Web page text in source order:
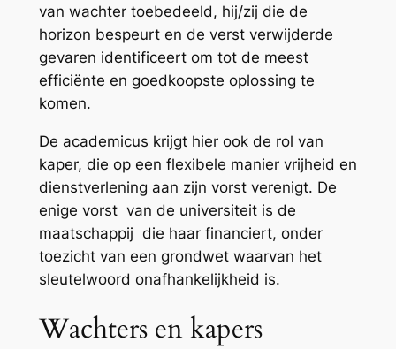
van wachter toebedeeld, hij/zij die de
horizon bespeurt en de verst verwijderde
gevaren identificeert om tot de meest
efficiënte en goedkoopste oplossing te
komen.
De academicus krijgt hier ook de rol van
kaper, die op een flexibele manier vrijheid en
dienstverlening aan zijn vorst verenigt. De
enige vorst van de universiteit is de
maatschappij die haar financiert, onder
toezicht van een grondwet waarvan het
sleutelwoord onafhankelijkheid is.
Wachters en kapers